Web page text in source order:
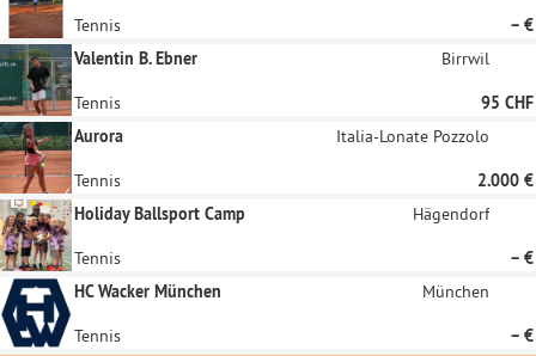
Tennis
– €
Valentin B. Ebner
Birrwil
Tennis
95 CHF
Aurora
Italia-Lonate Pozzolo
Tennis
2.000 €
Holiday Ballsport Camp
Hägendorf
Tennis
– €
HC Wacker München
München
Tennis – €